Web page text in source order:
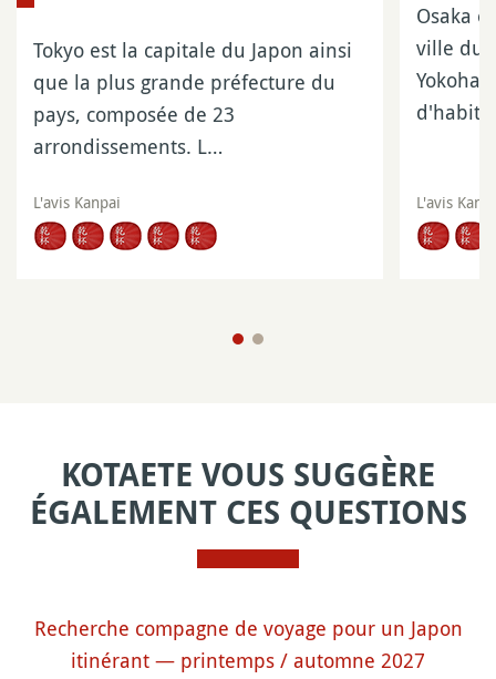
Tokyo est la capitale du Japon ainsi
que la plus grande préfecture du
pays, composée de 23
arrondissements. L…
L'avis Kanpai
Osaka
ville du
L'avis
KOTAETE VOUS SUGGÈRE
ÉGALEMENT CES QUESTIONS
Recherche compagne de voyage pour un Japon
itinérant — printemps / automne 2027